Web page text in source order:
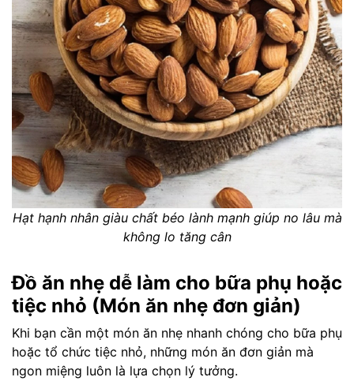
Hạt hạnh nhân giàu chất béo lành mạnh giúp no lâu mà
không lo tăng cân
Đồ ăn nhẹ dễ làm cho bữa phụ hoặc
tiệc nhỏ (Món ăn nhẹ đơn giản)
Khi bạn cần một món ăn nhẹ nhanh chóng cho bữa phụ
hoặc tổ chức tiệc nhỏ, những món ăn đơn giản mà
ngon miệng luôn là lựa chọn lý tưởng.